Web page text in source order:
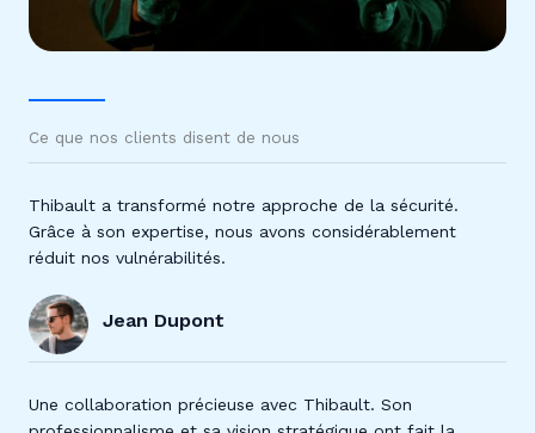
Ce que nos clients disent de nous
Thibault a transformé notre approche de la sécurité.
Grâce à son expertise, nous avons considérablement
réduit nos vulnérabilités.
Jean Dupont
Une collaboration précieuse avec Thibault. Son